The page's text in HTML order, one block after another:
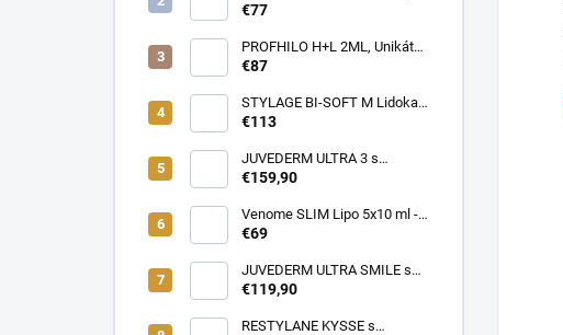
medicíny v pohybe (rôzne
70mg/2ml = 50mg/HA + 20mg
Dermálna Regenerácia,
SKUTOČNÉ OMLADENIE,
Patentované zloženie
(VENOME)
€77
PROFHILO H+L 2ML, Unikátny
REMODELAČNÝ produkt pre
napnutie a lifting pokožky, až
64mg kyseliny Hyalurónovej
€87
STYLAGE BI-SOFT M Lidokaín
2x1ml s Mannitolom s
EŠTE LEPŠIE výsledky!
€113
JUVEDERM ULTRA 3 s
Lidokaínom (2x1ml)
€159,90
Venome SLIM Lipo 5x10 ml -
Pomáha v boji proti tukovým
odstrániť
€69
JUVEDERM ULTRA SMILE s
Lidokaínom (2x0,55ml)
€119,90
RESTYLANE KYSSE s